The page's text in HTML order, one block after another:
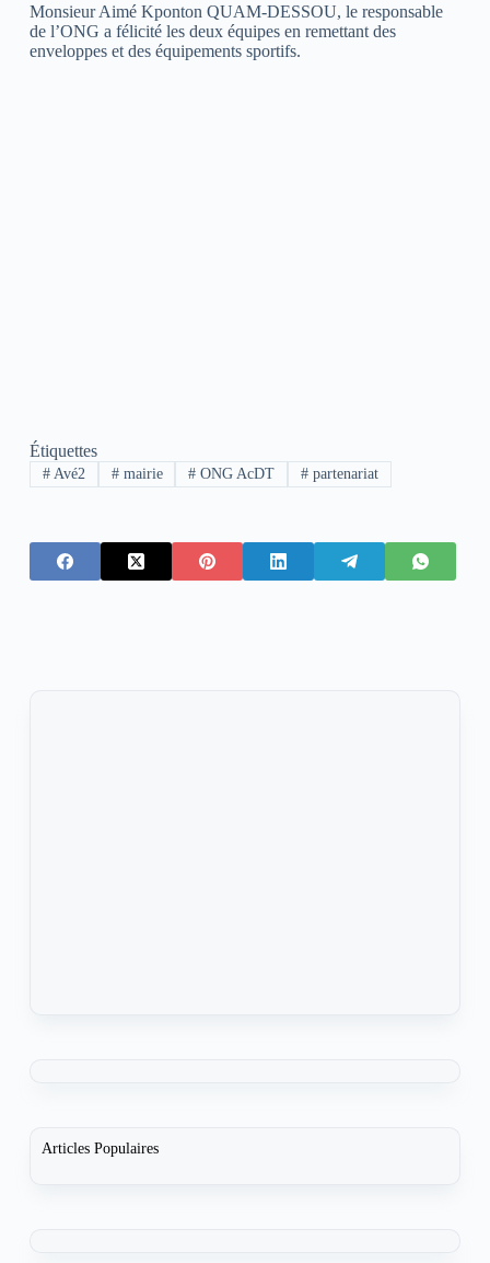
Monsieur Aimé Kponton QUAM-DESSOU, le responsable
de l’ONG a félicité les deux équipes en remettant des
enveloppes et des équipements sportifs.
Étiquettes
#Avé2 #mairie # ONG AcDT # partenariat
Articles Populaires